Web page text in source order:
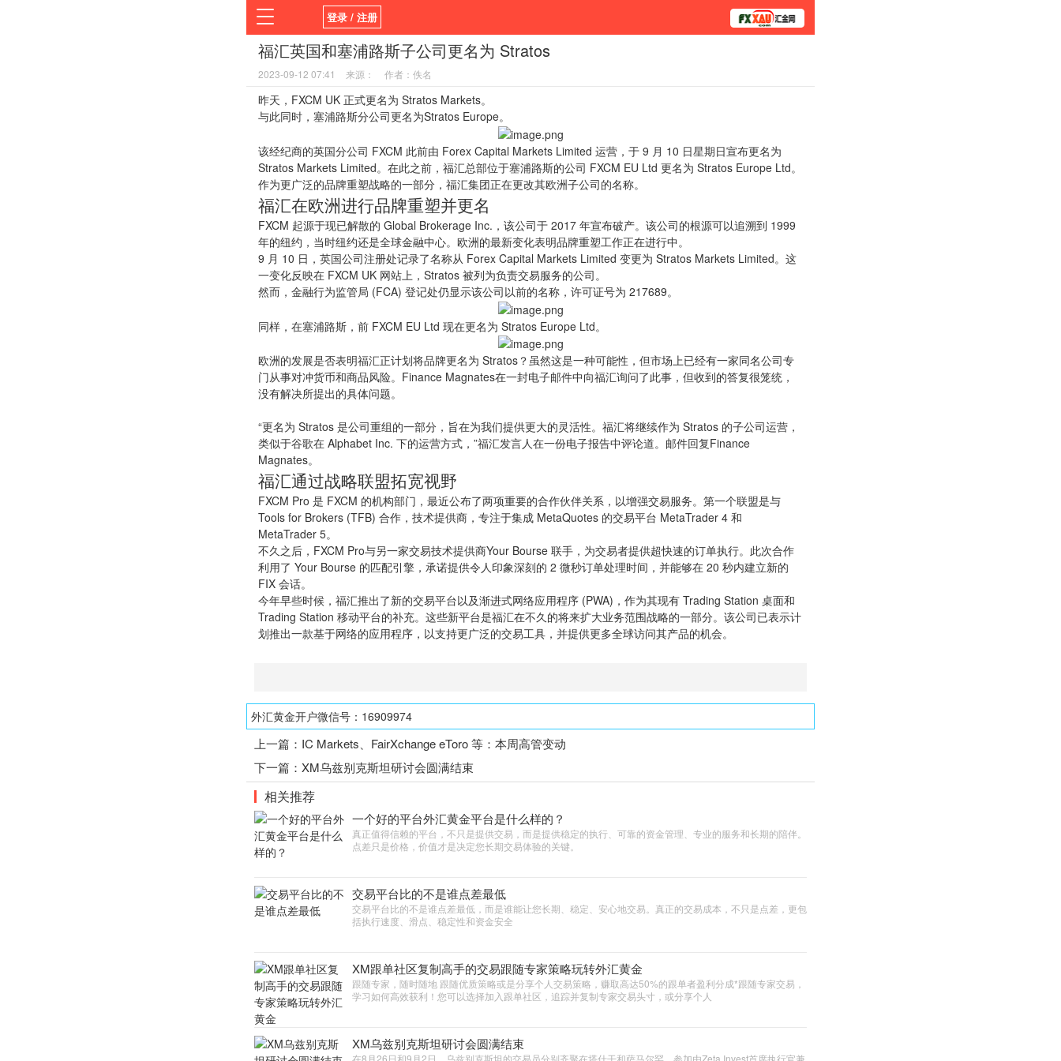
登录 / 注册
首页 新闻 观点
平台
指标EA
福汇英国和塞浦路斯子公司更名为 Stratos
2023-09-12 07:41 来源： 作者：佚名
昨天，FXCM UK 正式更名为 Stratos Markets。
与此同时，塞浦路斯分公司更名为Stratos Europe。
该经纪商的英国分公司 FXCM 此前由 Forex Capital Markets Limited 运营，于 9 月 10 日星期日宣布更名为
Stratos Markets Limited。在此之前，福汇总部位于塞浦路斯的公司 FXCM EU Ltd 更名为 Stratos Europe Ltd。
作为更广泛的品牌重塑战略的一部分，福汇集团正在更改其欧洲子公司的名称。
福汇在欧洲进行品牌重塑并更名
FXCM 起源于现已解散的 Global Brokerage Inc.，该公司于 2017 年宣布破产。该公司的根源可以追溯到 1999
年的纽约，当时纽约还是全球金融中心。欧洲的最新变化表明品牌重塑工作正在进行中。
9 月 10 日，英国公司注册处记录了名称从 Forex Capital Markets Limited 变更为 Stratos Markets Limited。这
一变化反映在 FXCM UK 网站上，Stratos 被列为负责交易服务的公司。
然而，金融行为监管局 (FCA) 登记处仍显示该公司以前的名称，许可证号为 217689。
同样，在塞浦路斯，前 FXCM EU Ltd 现在更名为 Stratos Europe Ltd。
欧洲的发展是否表明福汇正计划将品牌更名为 Stratos？虽然这是一种可能性，但市场上已经有一家同名公司专
门从事对冲货币和商品风险。 Finance Magnates在一封电子邮件中向福汇询问了此事，但收到的答复很笼统，
没有解决所提出的具体问题。
“更名为 Stratos 是公司重组的一部分，旨在为我们提供更大的灵活性。福汇将继续作为 Stratos 的子公司运营，
类似于谷歌在 Alphabet Inc. 下的运营方式，”福汇发言人在一份电子报告中评论道。邮件回复Finance
Magnates。
福汇通过战略联盟拓宽视野
FXCM Pro 是 FXCM 的机构部门，最近公布了两项重要的合作伙伴关系，以增强交易服务。第一个联盟是与
Tools for Brokers (TFB) 合作， 技术提供商 ，专注于集成 MetaQuotes 的交易平台 MetaTrader 4 和
MetaTrader 5。
不久之后，FXCM Pro与另一家交易技术提供商Your Bourse 联手，为交易者提供超快速的订单执行。此次合作
利用了 Your Bourse 的匹配引擎，承诺提供令人印象深刻的 2 微秒订单处理时间，并能够在 20 秒内建立新的
FIX 会话。
今年早些时候，福汇推出了新的交易平台以及渐进式网络应用程序 (PWA)，作为其现有 Trading Station 桌面和
Trading Station 移动平台的补充。这些新平台是福汇在不久的将来扩大业务范围战略的一部分。该公司已表示计
划推出一款基于网络的应用程序，以支持更广泛的交易工具，并提供更多全球访问其产品的机会。
外汇黄金开户微信号：16909974
上一篇： IC Markets、FairXchange eToro 等：本周高管变动
下一篇： XM乌兹别克斯坦研讨会圆满结束
相关推荐
一个好的平台外汇黄金平台是什么样的？
真正值得信赖的平台，不只是提供交易，而是提供稳定的执行、可靠的资金管理、专业的服务和长期的陪伴。
点差只是价格，价值才是决定您长期交易体验的关键。
交易平台比的不是谁点差最低
交易平台比的不是谁点差最低，而是谁能让您长期、稳定、安心地交易。真正的交易成本，不只是点差，更包
括执行速度、滑点、稳定性和资金安全
XM跟单社区复制高手的交易跟随专家策略玩转外汇黄金
跟随专家，随时随地 跟随优质策略或是分享个人交易策略，赚取高达50%的跟单者盈利分成*跟随专家交易，
学习如何高效获利！您可以选择加入跟单社区，追踪并复制专家交易头寸，或分享个人
XM乌兹别克斯坦研讨会圆满结束